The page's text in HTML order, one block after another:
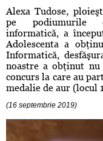
Alexa Tudose,
pe podiumurile
informatică, a
Adolescenta a
Informatică,
noastre a obţinut
concurs la care au
medalie de aur (locul
(16 septembrie 2019)